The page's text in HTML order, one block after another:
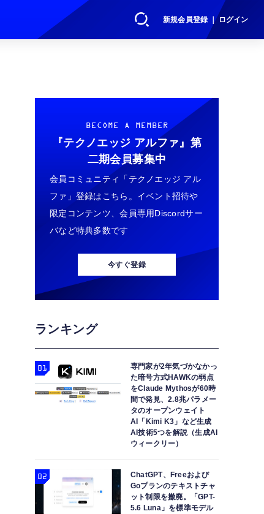
新規会員登録 ｜ ログイン
BECOME A MEMBER
『テクノエッジ アルファ』 第
二期会員募集中
会員コミュニティ「テクノエッジ アル
ファ」登録はこちら。イベント招待や
限定コンテンツ、会員専用Discordサー
バなど特典多数です
今すぐ登録
ランキング
専門家が2年気づかなかっ
た暗号方式HAWKの弱点
をClaude Mythosが60時
間で発見、2.8兆パラメー
タのオープンウェイト
AI「Kimi K3」など生成
AI技術5つを解説（生成AI
ウィークリー）
ChatGPT、Freeおよび
Goプランのテキストチャ
ット制限を撤廃。「GPT-
5.6 Luna」を標準モデル